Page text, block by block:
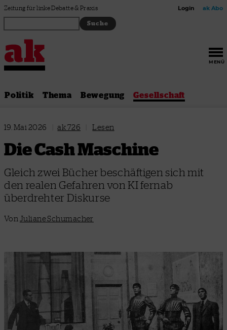
Zum Inhalt springen
Zeitung für linke Debatte & Praxis Login ak Abo
MENÜ
Politik Thema Bewegung Gesellschaft
19. Mai 2026 ak 726 Lesen
Die Cash Maschine
Gleich zwei Bücher beschäftigen sich mit
den realen Gefahren von KI fernab
überdrehter Diskurse
Von Juliane Schumacher